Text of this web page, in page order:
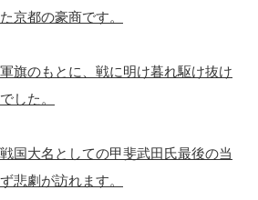
京都の豪商です。
旗のもとに、戦に明け暮れ駆け抜け
した。
国大名としての甲斐武田氏最後の当
悲劇が訪れます。